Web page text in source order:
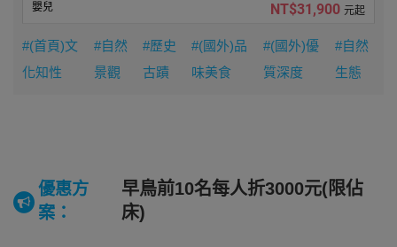
NT$31,900 元起
#(首頁)文
化知性
#自然
景觀
#歷史
古蹟
#(國外)品
味美食
#(國外)優
質深度
#自然
生態
優惠方
案：
早鳥前10名每人折3000元(限佔
床)